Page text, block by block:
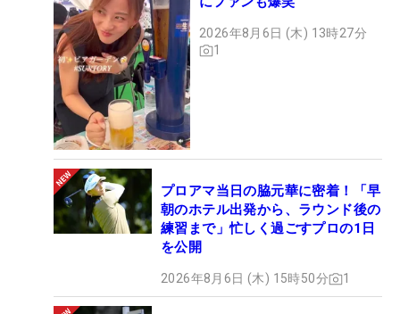
2026年8月6日 (木) 13時27分
1
プロアマ当日の脇元華に密着！「早
朝のホテル出発から、ラウンド後の
練習まで」忙しく過ごすプロの1日
を公開
2026年8月6日 (木) 15時50分 1